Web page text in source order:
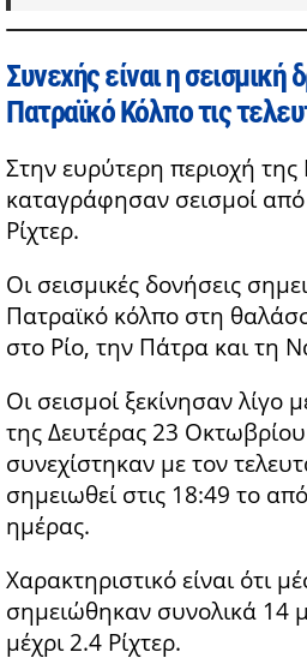
Συνεχής είναι η σεισμική
Πατραϊκό Κόλπο τις
Στην ευρύτερη περιοχή
καταγράφησαν σεισμοί από
Ρίχτερ.
Οι σεισμικές δονήσεις
Πατραϊκό κόλπο στη
στο Ρίο, την Πάτρα και τη
Οι σεισμοί ξεκίνησαν λίγο
της Δευτέρας 23 Οκτωβρίου
συνεχίστηκαν με τον
σημειωθεί στις 18:49 το
ημέρας.
Χαρακτηριστικό είναι ότι
σημειώθηκαν συνολικά 14
μέχρι 2.4 Ρίχτερ.